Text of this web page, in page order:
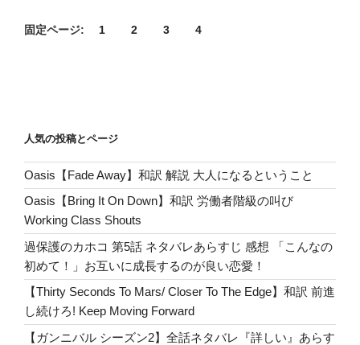
い
ー・
キ
ャ
ス
ト
一
覧
解
説
漫
画
a
e
er
e
k
固定ページ: 1 2 3 4
人気の投稿とページ
Oasis【Fade Away】和訳 解説 大人になるということ
Oasis【Bring It On Down】和訳 労働者階級の叫び
Working Class Shouts
過保護のカホコ 第5話 ネタバレあらすじ 感想 「こんなの
初めて！」お互いに成長するのが良い恋愛！
【Thirty Seconds To Mars/ Closer To The Edge】和訳 前進
し続けろ! Keep Moving Forward
【ガンニバル シーズン2】全話ネタバレ『詳しい』あらす